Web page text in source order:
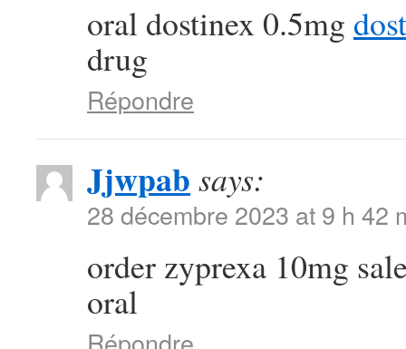
oral dostinex 0.5mg
drug
Répondre
Jjwpab says:
28 décembre 2023 at 9 h 42
order zyprexa 10mg
oral